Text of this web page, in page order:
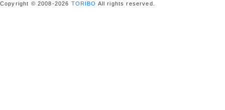
Copyright © 2008-2026 TORIBO All rights reserved.